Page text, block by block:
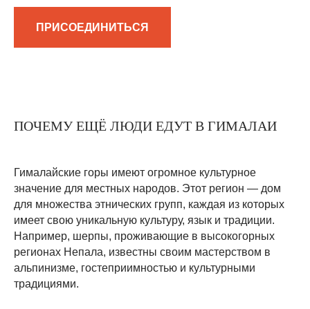
ПРИСОЕДИНИТЬСЯ
ПОЧЕМУ ЕЩЁ ЛЮДИ ЕДУТ В ГИМАЛАИ
Гималайские горы имеют огромное культурное
значение для местных народов. Этот регион — дом
для множества этнических групп, каждая из которых
имеет свою уникальную культуру, язык и традиции.
Например, шерпы, проживающие в высокогорных
регионах Непала, известны своим мастерством в
альпинизме, гостеприимностью и культурными
традициями.